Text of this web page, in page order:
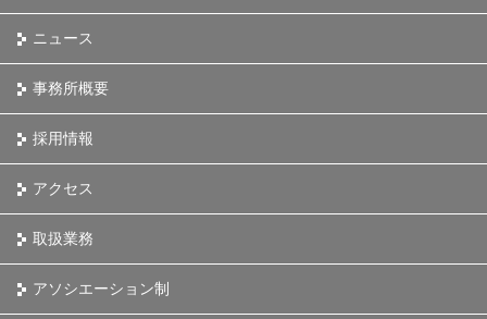
ニュース
事務所概要
採用情報
アクセス
取扱業務
アソシエーション制